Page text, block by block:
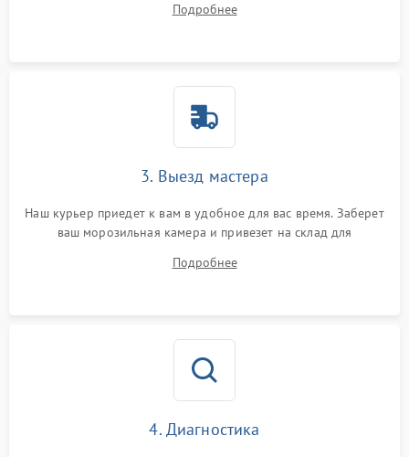
Подробнее
3. Выезд мастера
Наш курьер приедет к вам в удобное для вас время. Заберет
ваш морозильная камера и привезет на склад для
Подробнее
4. Диагностика